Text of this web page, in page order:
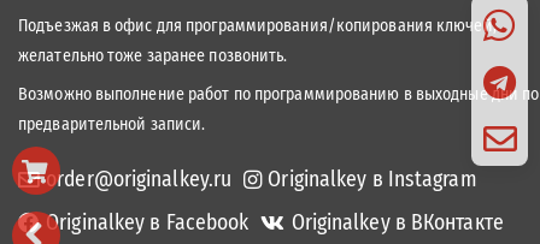
Подъезжая в офис для программирования/копирования ключей,
желательно тоже заранее позвонить.
Возможно выполнение работ по программированию в выходные дни по
предварительной записи.
order@originalkey.ru
Originalkey в Instagram
Originalkey в Facebook
Originalkey в ВКонтакте